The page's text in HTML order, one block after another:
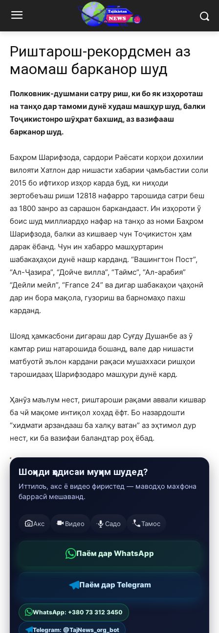
Риштарош-рекордсмен аз
мақомаш барканор шуд
Полковник-душмани сатру риш, ки бо як изҳороташ
на танҳо дар тамоми дунё худаш машҳур шуд, балки
Тоҷикистонро шӯҳрат бахшид, аз вазифааш
барканор шуд.
Баҳром Шарифзода, сардори Раёсати корҳои дохилии
вилояти Хатлон дар нишасти хабарии ҷамъбастии соли
2015 бо ифтихор изҳор карда буд, ки ниҳоди
зертобеъаш риши 12818 нафарро тарошида сатри беш
аз 1800 занро аз сарашон баркандааст. Ин изҳороти ӯ
боис шуд миллиардҳо нафар на танҳо аз номи Баҳром
Шарифзода, балки аз кишваер чун Тоҷикистон ҳам
дарак ёбанд. Чун ин хабарро машҳуртарин
шабакаҳаҳои дунё нашр карданд. “Вашингтон Пост”,
“Ал-Ҷазира”, “Дойче вилла”, “Таймс”, “Ал-арабия”
“Дейли мейл”, “France 24” ва дигар шабакаҳои ҷаҳонӣ
дар ин бора мақола, гузориш ва барномаҳо пахш
карданд.
Шояд ҳамкасбони дигараш дар Суғду Душанбе аз ӯ
камтар риш натарошида бошанд, вале дар нишасти
матбуотӣ эълон кардани рақаси мушаххаси ришҳои
тарошидааҳ Шарифзодаро машҳури дунё кард.
Ҳанӯз маълум нест, риштароши рақами аввали кишвар
ба чӣ мақоме интиқол хоҳад ёфт. Бо назардошти
“хидмати арзандааш ба халқу ватан” аз эҳтимол дур
нест, ки ба вазифаи баландтар роҳ ёбад.
Шоҳиди ҳодисаи муҳим шудед?
Иттилоъ, акс ё видео фиристед — маводҳо махфона
баррасӣ мешаванд.
Акс Видео Садо Тамос
Паём дар WhatsApp
Паём дар Telegram
WhatsApp: +380 73 312 3450
Telegram: @TajNews_org_bot